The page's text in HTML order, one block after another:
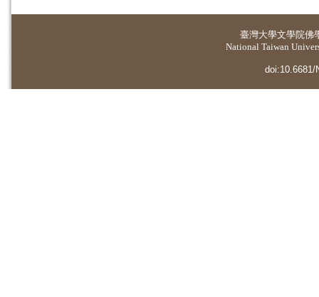
臺灣大學文學院佛
National Taiwan
doi:10.6681/